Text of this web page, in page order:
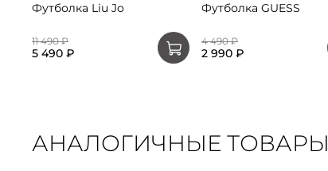
Футболка Liu Jo
11 490 ₽
5 490 ₽
Футболка GUESS
4 490 ₽
2 990 ₽
АНАЛОГИЧНЫЕ ТОВАРЫ